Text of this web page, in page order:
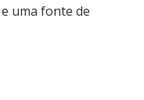
uma fonte de